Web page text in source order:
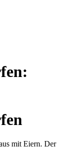
mit Eiern. Der